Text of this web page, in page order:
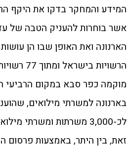
המידע והמחקר בדקו את היקף
הארנונה ואת האופן שבו הן
הרשויות
מוקמה כפר סבא במקום הרביעי
בארנונה למשרתי מילואים,
לכ-3,000 משרתות ומשרתי
זאת, בין היתר, באמצעות פרסום